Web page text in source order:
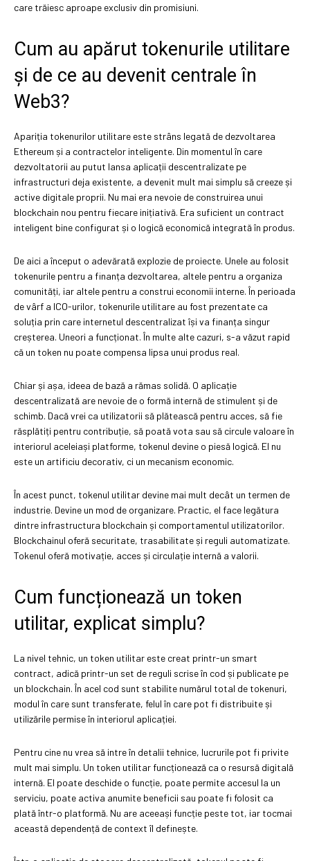
care trăiesc aproape exclusiv din promisiuni.
Cum au apărut tokenurile utilitare
și de ce au devenit centrale în
Web3?
Apariția tokenurilor utilitare este strâns legată de dezvoltarea
Ethereum și a contractelor inteligente. Din momentul în care
dezvoltatorii au putut lansa aplicații descentralizate pe
infrastructuri deja existente, a devenit mult mai simplu să creeze și
active digitale proprii. Nu mai era nevoie de construirea unui
blockchain nou pentru fiecare inițiativă. Era suficient un contract
inteligent bine configurat și o logică economică integrată în produs.
De aici a început o adevărată explozie de proiecte. Unele au folosit
tokenurile pentru a finanța dezvoltarea, altele pentru a organiza
comunități, iar altele pentru a construi economii interne. În perioada
de vârf a ICO-urilor, tokenurile utilitare au fost prezentate ca
soluția prin care internetul descentralizat își va finanța singur
creșterea. Uneori a funcționat. În multe alte cazuri, s-a văzut rapid
că un token nu poate compensa lipsa unui produs real.
Chiar și așa, ideea de bază a rămas solidă. O aplicație
descentralizată are nevoie de o formă internă de stimulent și de
schimb. Dacă vrei ca utilizatorii să plătească pentru acces, să fie
răsplătiți pentru contribuție, să poată vota sau să circule valoare în
interiorul aceleiași platforme, tokenul devine o piesă logică. El nu
este un artificiu decorativ, ci un mecanism economic.
În acest punct, tokenul utilitar devine mai mult decât un termen de
industrie. Devine un mod de organizare. Practic, el face legătura
dintre infrastructura blockchain și comportamentul utilizatorilor.
Blockchainul oferă securitate, trasabilitate și reguli automatizate.
Tokenul oferă motivație, acces și circulație internă a valorii.
Cum funcționează un token
utilitar, explicat simplu?
La nivel tehnic, un token utilitar este creat printr-un smart
contract, adică printr-un set de reguli scrise în cod și publicate pe
un blockchain. În acel cod sunt stabilite numărul total de tokenuri,
modul în care sunt transferate, felul în care pot fi distribuite și
utilizările permise în interiorul aplicației.
Pentru cine nu vrea să intre în detalii tehnice, lucrurile pot fi privite
mult mai simplu. Un token utilitar funcționează ca o resursă digitală
internă. El poate deschide o funcție, poate permite accesul la un
serviciu, poate activa anumite beneficii sau poate fi folosit ca
plată într-o platformă. Nu are aceeași funcție peste tot, iar tocmai
această dependență de context îl definește.